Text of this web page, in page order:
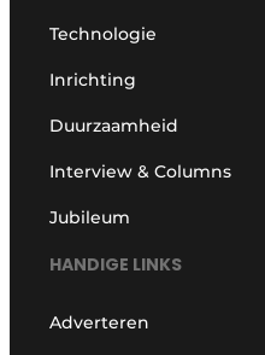
Technologie
Inrichting
Duurzaamheid
Interview & Columns
Jubileum
HANDIGE LINKS
Adverteren